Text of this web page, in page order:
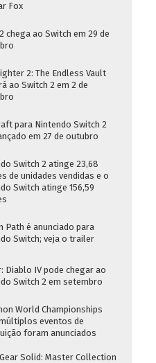
Fox
chega ao Switch em 29 de
2: The Endless Vault
ao Switch 2 em 2 de
para Nintendo Switch 2
em 27 de outubro
Switch 2 atinge 23,68
de unidades vendidas e o
Switch atinge 156,59
Path é anunciado para
Switch; veja o trailer
Diablo IV pode chegar ao
Switch 2 em setembro
World Championships
eventos de
foram anunciados
Solid: Master Collection